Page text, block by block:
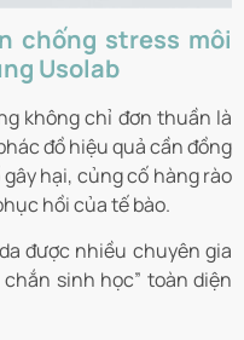
chống stress môi
Usolab
không chỉ đơn thuần là
đồ hiệu quả cần đồng
hại, củng cố hàng rào
hồi của tế bào.
được nhiều chuyên gia
sinh học” toàn diện